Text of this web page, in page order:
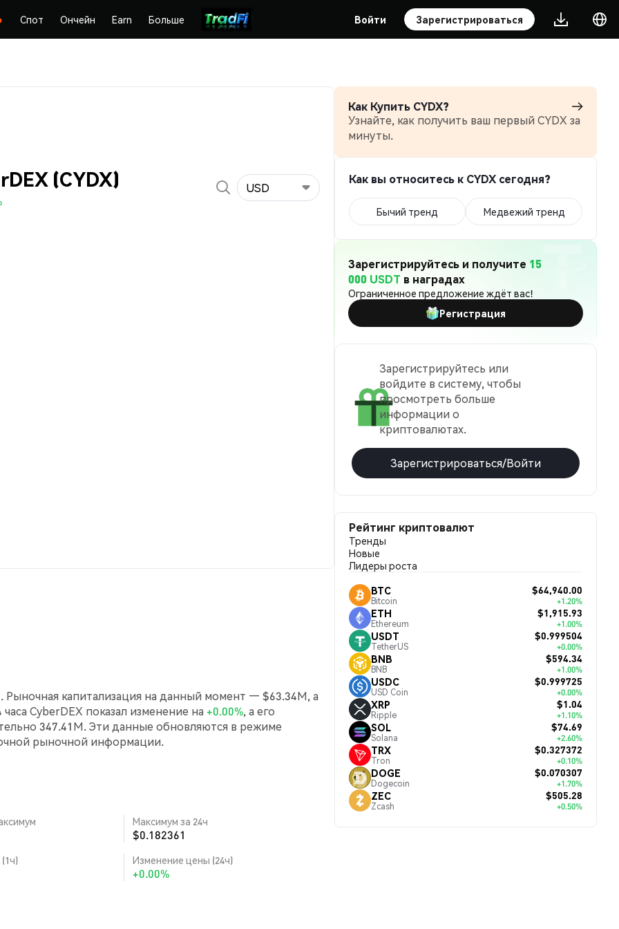
Спот Ончейн Earn Больше Войти Зарегистрироваться
(CYDX) USD
Рыночная капитализация на данный момент — $63.34M, а
CyberDEX показал изменение на +0.00%, а его
347.41M. Эти данные обновляются в режиме
рыночной информации.
Максимум за 24ч
$0.182361
Изменение цены (24ч)
+0.00%
Как Купить CYDX?
Узнайте, как получить ваш первый CYDX за
минуты.
Как вы относитесь к CYDX сегодня?
Бычий тренд Медвежий тренд
Зарегистрируйтесь и получите 15
000 USDT в наградах
Ограниченное предложение ждёт вас!
Регистрация
Зарегистрируйтесь или
войдите в систему, чтобы
просмотреть больше
информации о
криптовалютах.
Зарегистрироваться/Войти
Рейтинг криптовалют
Тренды
Новые
Лидеры роста
BTC
Bitcoin
$64,940.00
+1.20%
ETH
Ethereum
$1,915.93
+1.00%
USDT
TetherUS
$0.999504
+0.00%
BNB
BNB
$594.34
+1.00%
USDC
USD Coin
$0.999725
+0.00%
XRP
Ripple
$1.04
+1.10%
SOL
Solana
$74.69
+2.60%
TRX
Tron
$0.327372
+0.10%
DOGE
Dogecoin
$0.070307
+1.70%
ZEC
Zcash
$505.28
+0.50%